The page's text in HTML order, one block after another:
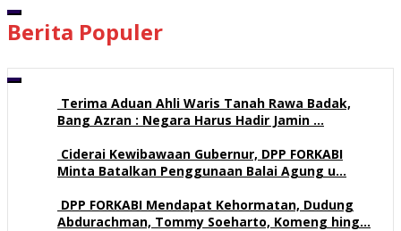
00:00
00:00
Berita Populer
Terima Aduan Ahli Waris Tanah Rawa Badak,
Bang Azran : Negara Harus Hadir Jamin …
Ciderai Kewibawaan Gubernur, DPP FORKABI
Minta Batalkan Penggunaan Balai Agung u…
DPP FORKABI Mendapat Kehormatan, Dudung
Abdurachman, Tommy Soeharto, Komeng hing…